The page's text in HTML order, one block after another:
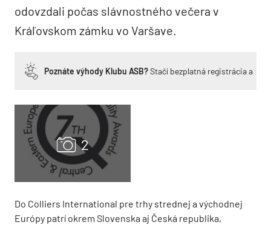
odovzdali počas slávnostného večera v
Kráľovskom zámku vo Varšave.
Poznáte výhody Klubu ASB?Stačí bezplatná registrácia a
Do Colliers International pre trhy strednej a východnej
Európy patrí okrem Slovenska aj Česká republika,